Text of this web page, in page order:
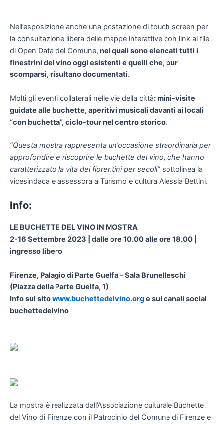
Nell’esposizione anche una postazione di touch screen per
la consultazione libera delle mappe interattive con link ai file
di Open Data del Comune, nei quali sono elencati tutti i
finestrini del vino oggi esistenti e quelli che, pur
scomparsi, risultano documentati.
Molti gli eventi collaterali nelle vie della città: mini-visite
guidate alle buchette, aperitivi musicali davanti ai locali
“con buchetta”, ciclo-tour nel centro storico.
“Questa mostra rappresenta un’occasione straordinaria per
approfondire e riscoprire le buchette del vino, che hanno
caratterizzato la vita dei fiorentini per secoli” sottolinea la
vicesindaca e assessora a Turismo e cultura Alessia Bettini.
Info:
LE BUCHETTE DEL VINO IN MOSTRA
2-16 Settembre 2023 | dalle ore 10.00 alle ore 18.00 |
ingresso libero
Firenze, Palagio di Parte Guelfa – Sala Brunelleschi
(Piazza della Parte Guelfa, 1)
Info sul sitowww.buchettedelvino.orge sui canali social
buchettedelvino
La mostra è realizzata dall’Associazione culturale Buchette
del Vino di Firenze con il Patrocinio del Comune di Firenze e